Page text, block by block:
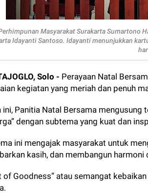
Masyarakat Surakarta Sumartono
Idayanti Santoso. Idayanti menunjukkan
Solo - Perayaan Natal
kegiatan yang meriah dan penuh
ini, Panitia Natal Bersama mengusung
dengan subtema yang kuat dan
ini mengajak masyarakat untuk
kasih, dan membangun harmoni
of Goodness” atau semangat